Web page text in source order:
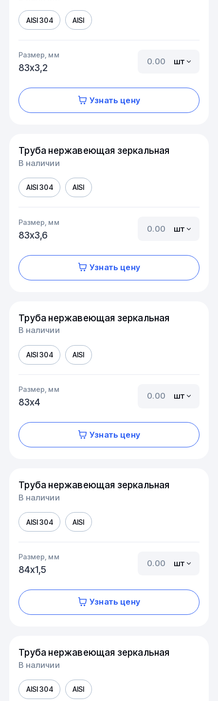
AISI 304 AISI
Размер, мм
83х3,2
шт
Узнать цену
Труба нержавеющая зеркальная
В наличии
AISI 304 AISI
Размер, мм
83х3,6
шт
Узнать цену
Труба нержавеющая зеркальная
В наличии
AISI 304 AISI
Размер, мм
83х4
шт
Узнать цену
Труба нержавеющая зеркальная
В наличии
AISI 304 AISI
Размер, мм
84х1,5
шт
Узнать цену
Труба нержавеющая зеркальная
В наличии
AISI 304 AISI